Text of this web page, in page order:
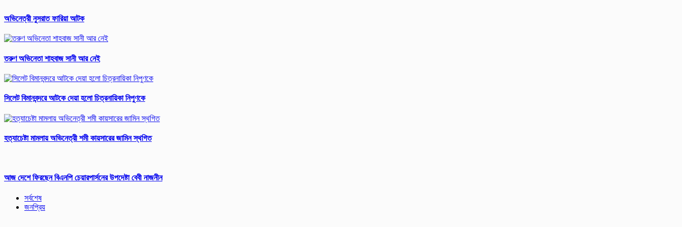
অভিনেত্রী নুসরাত ফারিয়া আটক
তরুণ অভিনেতা শাহবাজ সানী আর নেই
সিলেট বিমানবন্দরে আটকে দেয়া হলো চিত্রনায়িকা নিপুণকে
হত্যাচেষ্টা মামলায় অভিনেত্রী শমী কায়সারের জামিন স্থগিত
আজ দেশে ফিরছেন বিএনপি চেয়ারপার্সনের উপদেষ্টা বেবী নাজনীন
সর্বশেষ
জনপ্রিয়